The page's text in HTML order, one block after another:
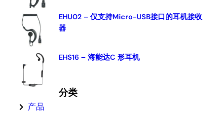
EHU02 – 仅支持Micro-USB接口的耳机接收
器
EHS16 – 海能达C 形耳机
分类
产品